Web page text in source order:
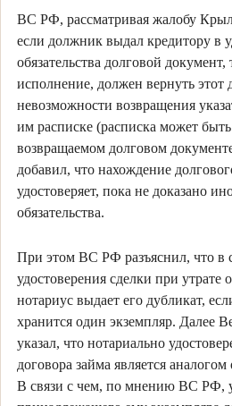
ВС РФ, рассматривая жалобу
если должник выдал кредитору в
обязательства долговой
исполнение, должен вернуть этот
невозможности возвращения
им расписке (расписка может
возвращаемом долговом
добавил, что нахождение
удостоверяет, пока не доказано
обязательства.
При этом ВС РФ разъяснил, что в
удостоверения сделки при утрате
нотариус выдает его дубликат,
хранится один экземпляр. Далее
указал, что нотариально
договора займа является
В связи с чем, по мнению ВС РФ,